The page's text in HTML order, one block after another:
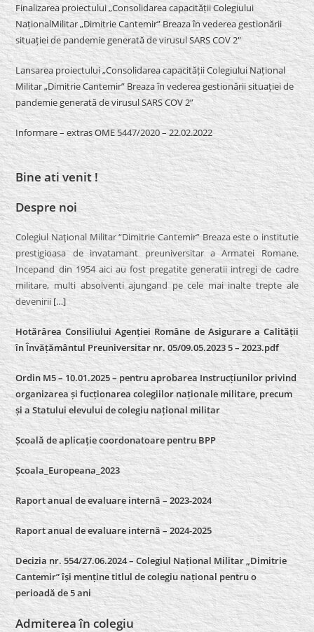
Finalizarea proiectului „Consolidarea capacității Colegiului
NaționalMilitar „Dimitrie Cantemir” Breaza în vederea gestionării
situației de pandemie generată de virusul SARS COV 2″
Lansarea proiectului „Consolidarea capacității Colegiului Național
Militar „Dimitrie Cantemir” Breaza în vederea gestionării situației de
pandemie generată de virusul SARS COV 2”
Informare – extras OME 5447/2020 – 22.02.2022
Bine ati venit !
Despre noi
Colegiul Naţional Militar “Dimitrie Cantemir” Breaza este o institutie
prestigioasa de invatamant preuniversitar a Armatei Romane.
Incepand din 1954 aici au fost pregatite generatii intregi de cadre
militare, multi absolventi ajungand pe cele mai inalte trepte ale
devenirii […]
Hotărârea Consiliului Agenției Române de Asigurare a Calității
în Învățământul Preuniversitar nr. 05/09.05.2023 5 – 2023.pdf
Ordin M5 – 10.01.2025 – pentru aprobarea Instrucțiunilor privind
organizarea și fucționarea colegiilor naționale militare, precum
și a Statului elevului de colegiu național militar
Școală de aplicație coordonatoare pentru BPP
Școala_Europeana_2023
Raport anual de evaluare internă – 2023-2024
Raport anual de evaluare internă –2024-2025
Decizia nr. 554/27.06.2024 – Colegiul Național Militar „Dimitrie
Cantemir” își menține titlul de colegiu național pentru o
perioadă de 5 ani
Admiterea în colegiu